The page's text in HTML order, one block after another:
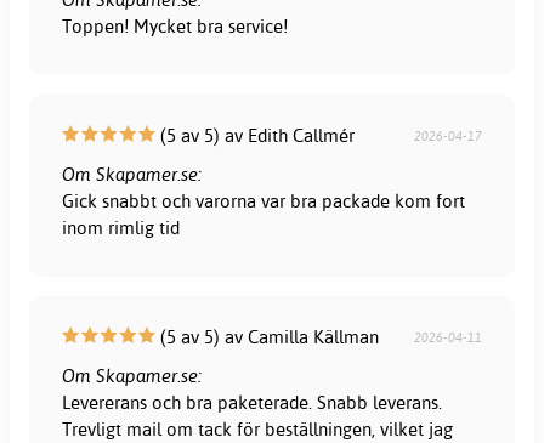
Toppen! Mycket bra service!
(5 av 5) av Edith Callmér 2026-04-17
Om Skapamer.se:
Gick snabbt och varorna var bra packade kom fort
inom rimlig tid
(5 av 5) av Camilla Källman 2026-04-11
Om Skapamer.se:
Levererans och bra paketerade. Snabb leverans.
Trevligt mail om tack för beställningen, vilket jag